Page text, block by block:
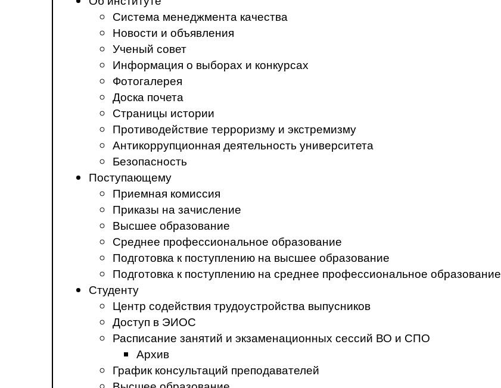
Система менеджмента качества
Новости и объявления
Ученый совет
Информация о выборах и конкурсах
Фотогалерея
Доска почета
Страницы истории
Противодействие терроризму и экстремизму
Антикоррупционная деятельность университета
Безопасность
Поступающему
Приемная комиссия
Приказы на зачисление
Высшее образование
Среднее профессиональное образование
Подготовка к поступлению на высшее образование
Подготовка к поступлению на среднее профессиональное образование
Студенту
Центр содействия трудоустройства выпусников
Доступ в ЭИОС
Расписание занятий и экзаменационных сессий ВО и СПО
Архив
График консультаций преподавателей